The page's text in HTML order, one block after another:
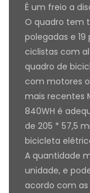
É um freio a
O quadro tem
polegadas e
ciclistas com
quadro de
com motores
mais recentes
840WH é
de 205 * 57,5
bicicleta
A quantidade
unidade, e
acordo com